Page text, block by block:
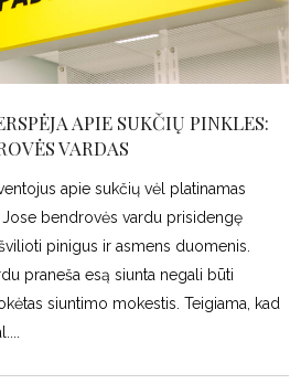
APIE SUKČIŲ PINKLES:
VARDAS
apie sukčių vėl platinamas
Jose bendrovės vardu prisidengę
pinigus ir asmens duomenis.
praneša esą siunta negali būti
siuntimo mokestis. Teigiama, kad